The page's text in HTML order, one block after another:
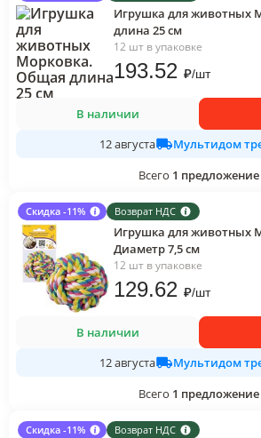
Игрушка для животных
длина 25 см
12 шт в упаковке
193.52 ₽/шт
В наличии
12 августа
Мультидом
Всего 1 предложение
Скидка -11% Возврат НДС
Игрушка для животных
Диаметр 7,5 см
12 шт в упаковке
129.62 ₽/шт
В наличии
12 августа
Мультидом
Всего 1 предложение
Скидка -11% Возврат НДС